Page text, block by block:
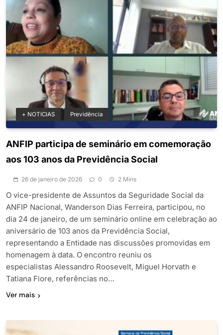
+ NOTICIAS Previdência
ANFIP participa de seminário em comemoração
aos 103 anos da Previdência Social
26 de janeiro de 2026 0 2 Mins
O vice-presidente de Assuntos da Seguridade Social da
ANFIP Nacional, Wanderson Dias Ferreira, participou, no
dia 24 de janeiro, de um seminário online em celebração ao
aniversário de 103 anos da Previdência Social,
representando a Entidade nas discussões promovidas em
homenagem à data. O encontro reuniu os
especialistas Alessandro Roosevelt, Miguel Horvath e
Tatiana Fiore, referências no…
Ver mais